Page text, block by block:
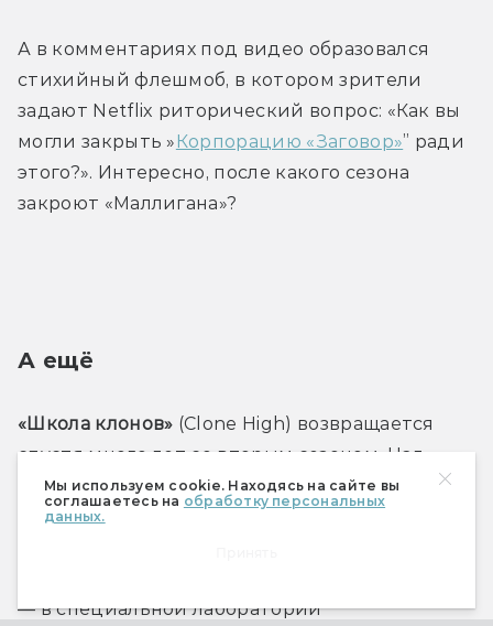
Мы используем cookie. Находясь на сайте вы
соглашаетесь на обработку персональных
данных.
А в комментариях под видео образовался
стихийный флешмоб, в котором зрители
задают Netflix риторический вопрос: «Как вы
могли закрыть » Корпорацию «Заговор»” ради
этого?». Интересно, после какого сезона
закроют «Маллигана»?
А ещё
«Школа клонов» (Clone High) возвращается
спустя много лет со вторым сезоном. Над
первым в своё время работали Фил Лорд и
Кристофер Миллер — ещё до того, как они
— в специальной лаборатории